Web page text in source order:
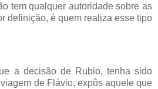
tem qualquer autoridade sobre as
definição, é quem realiza esse tipo
a decisão de Rubio, tenha sido
de Flávio, expôs aquele que